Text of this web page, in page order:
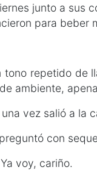
junto a sus
para beber
repetido de
ambiente,
vez salió a la
con
voy, cariño.